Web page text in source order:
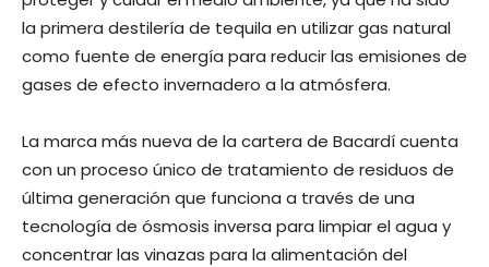
la primera destilería de tequila en utilizar gas natural
como fuente de energía para reducir las emisiones de
gases de efecto invernadero a la atmósfera.
La marca más nueva de la cartera de Bacardí cuenta
con un proceso único de tratamiento de residuos de
última generación que funciona a través de una
tecnología de ósmosis inversa para limpiar el agua y
concentrar las vinazas para la alimentación del